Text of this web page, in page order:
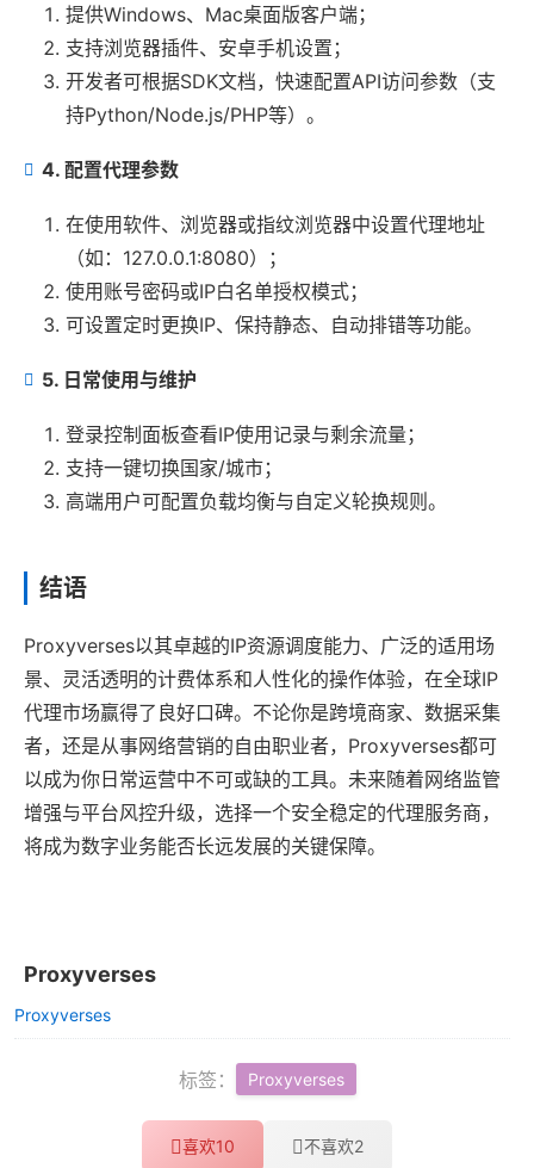
提供Windows、Mac桌面版客户端；
支持浏览器插件、安卓手机设置；
开发者可根据SDK文档，快速配置API访问参数（支
持Python/Node.js/PHP等）。
4. 配置代理参数
在使用软件、浏览器或指纹浏览器中设置代理地址
（如：127.0.0.1:8080）；
使用账号密码或IP白名单授权模式；
可设置定时更换IP、保持静态、自动排错等功能。
5. 日常使用与维护
登录控制面板查看IP使用记录与剩余流量；
支持一键切换国家/城市；
高端用户可配置负载均衡与自定义轮换规则。
结语
Proxyverses以其卓越的IP资源调度能力、广泛的适用场
景、灵活透明的计费体系和人性化的操作体验，在全球IP
代理市场赢得了良好口碑。不论你是跨境商家、数据采集
者，还是从事网络营销的自由职业者，Proxyverses都可
以成为你日常运营中不可或缺的工具。未来随着网络监管
增强与平台风控升级，选择一个安全稳定的代理服务商，
将成为数字业务能否长远发展的关键保障。
Proxyverses
Proxyverses
标签： Proxyverses
喜欢10 不喜欢2